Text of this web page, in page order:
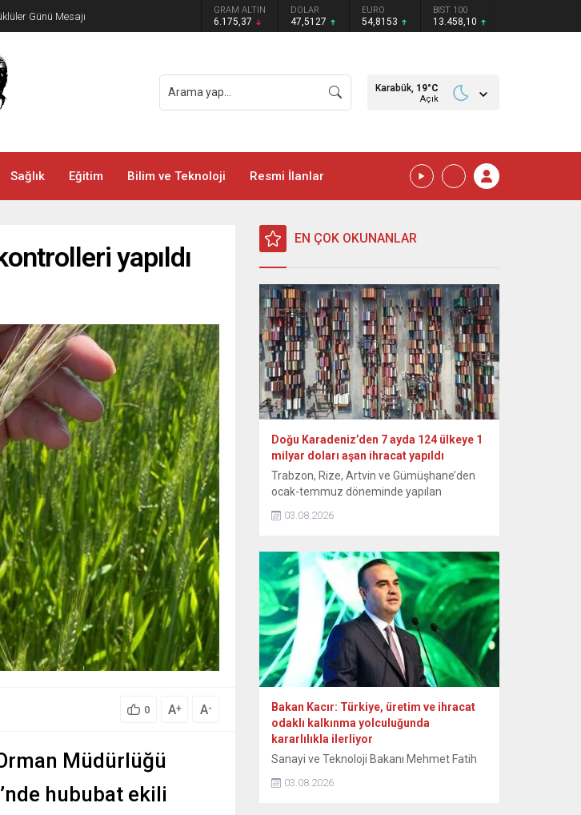
Günü Mesajı GRAM ALTIN
6.175,37
DOLAR
47,5127
EURO
54,8153
BIST 100
13.458,10
Karabük, 19°C
Açık
Sağlık Eğitim Bilim ve Teknoloji Resmi İlanlar
yapıldı
0 A+ A-
Müdürlüğü
hububat ekili
EN ÇOK OKUNANLAR
Doğu Karadeniz’den 7 ayda 124 ülkeye 1
milyar doları aşan ihracat yapıldı
Trabzon, Rize, Artvin ve Gümüşhane’den
ocak-temmuz döneminde yapılan
yüzde 18’lik artışla 1 milyar 92 milyon 760
Karadeniz İhracatçılar Birliği (DKİB)
Yönetim Kurulu Başkanı Selçuk İskender,
yaptığı yazılı açıklamada, bu yılın 7 aylık
döneminde Trabzon’dan 841 milyon 470...
03.08.2026
Bakan Kacır: Türkiye, üretim ve ihracat
odaklı kalkınma yolculuğunda
kararlılıkla ilerliyor
Sanayi ve Teknoloji Bakanı Mehmet Fatih
performansının sürdüğünü belirtti. Kacır,
03.08.2026